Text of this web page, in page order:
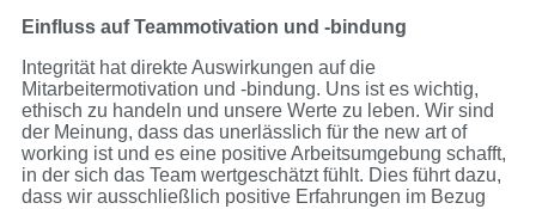
Einfluss auf Teammotivation und -bindung
Integrität hat direkte Auswirkungen auf die
Mitarbeitermotivation und -bindung. Uns ist es wichtig,
ethisch zu handeln und unsere Werte zu leben. Wir sind
der Meinung, dass das unerlässlich für the new art of
working ist und es eine positive Arbeitsumgebung schafft,
in der sich das Team wertgeschätzt fühlt. Dies führt dazu,
dass wir ausschließlich positive Erfahrungen im Bezug